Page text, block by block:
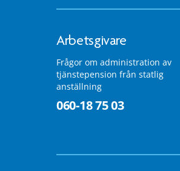
Arbetsgivare
Frågor om administration av
tjänstepension från statlig
anställning
060-18 75 03